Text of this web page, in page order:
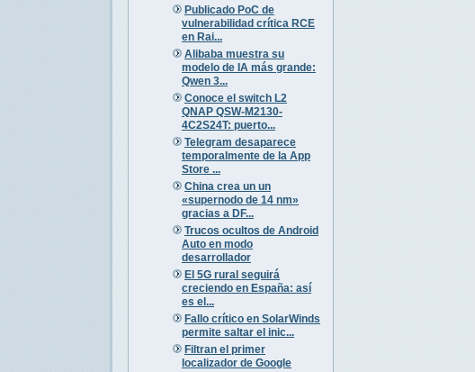
Publicado PoC de
vulnerabilidad crítica RCE
en Rai...
Alibaba muestra su
modelo de IA más grande:
Qwen 3...
Conoce el switch L2
QNAP QSW-M2130-
4C2S24T: puerto...
Telegram desaparece
temporalmente de la App
Store ...
China crea un un
«supernodo de 14 nm»
gracias a DF...
Trucos ocultos de Android
Auto en modo
desarrollador
El 5G rural seguirá
creciendo en España: así
es el...
Fallo crítico en SolarWinds
permite saltar el inic...
Filtran el primer
localizador de Google